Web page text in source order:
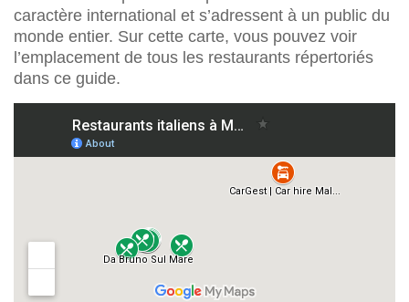
caractère international et s’adressent à un public du
monde entier. Sur cette carte, vous pouvez voir
l’emplacement de tous les restaurants répertoriés
dans ce guide.